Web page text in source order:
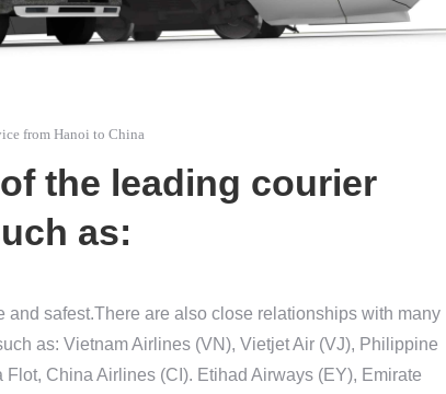
from Hanoi to China
the leading courier
as:
safest.There are also close relationships with many
as: Vietnam Airlines (VN), Vietjet Air (VJ), Philippine
China Airlines (CI). Etihad Airways (EY), Emirate